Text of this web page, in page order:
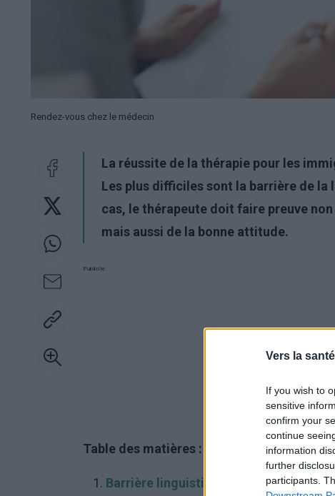
Vers la
If you wish to
sensitive
confirm your
continue
information
further
participants.
Rendez-vous chez le médecin
La réussite de la thérapie pour les
Les plus difficiles sont la barrière de
cas, le thérapeute doit faire preuve
mais aussi de la bonne attitude.
Publicité:
Table des matières :
Barrière linguistique